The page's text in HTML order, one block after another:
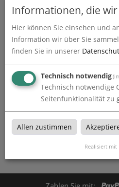
Mousepads
zum Artikel
Elektronik- &
Informationen, die
Hier können Sie einsehen und
Information wir über Sie
finden Sie in unserer
Technisch notwendig
Technisch notwendige
Seitenfunktionalität zu
Allen zustimmen
Realisiert mit